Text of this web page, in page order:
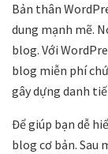
Bản thân
dung mạnh mẽ.
blog. Với
blog miễn phí
gây dựng danh
Để giúp bạn dễ
blog cơ bản.